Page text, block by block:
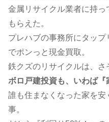
金属リサイクル業者に持
もらえた。
プレハブの事務所にタッ
でポンっと現金買取。
鉄クズのリサイクルは、さ
ボロ戸建投資も、いわば『
誰も住まなくなった家を
事。